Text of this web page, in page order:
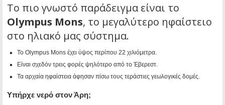
Το πιο γνωστό παράδειγμα είναι το
Olympus Mons, το μεγαλύτερο ηφαίστειο
στο ηλιακό μας σύστημα.
Το Olympus Mons έχει ύψος περίπου 22 χιλιόμετρα.
Είναι σχεδόν τρεις φορές ψηλότερο από το Έβερεστ.
Τα αρχαία ηφαίστεια άφησαν πίσω τους τεράστιες γεωλογικές δομές.
Υπήρχε νερό στον Άρη;